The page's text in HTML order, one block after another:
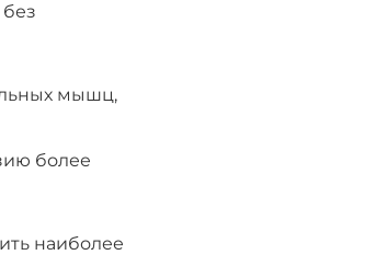
мышц,
более
наиболее